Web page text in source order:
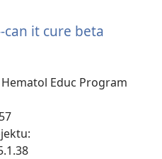
it cure beta
Educ Program
‎: